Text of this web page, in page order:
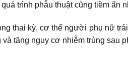
trình phẫu thuật cũng tiềm ẩn
thai kỳ, cơ thể người phụ nữ
tăng nguy cơ nhiễm trùng sau